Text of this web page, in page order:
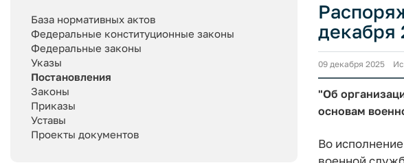
База нормативных актов
Федеральные конституционные законы
Федеральные законы
Указы
Постановления
Законы
Приказы
Уставы
Проекты документов
декабря
09 декабря 2025
"Об
основам
Во